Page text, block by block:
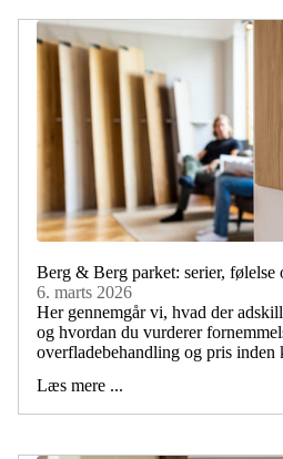
Berg & Berg parket: serier, følelse
6. marts 2026
Her gennemgår vi, hvad der
og hvordan du vurderer
overfladebehandling og pris inden
Læs mere ...